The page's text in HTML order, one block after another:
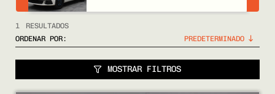
1
RESULTADOS
ORDENAR POR:
MOSTRAR FILTROS